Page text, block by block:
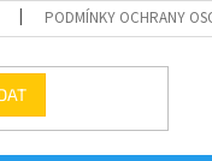
PODMÍNKY OCHRANY